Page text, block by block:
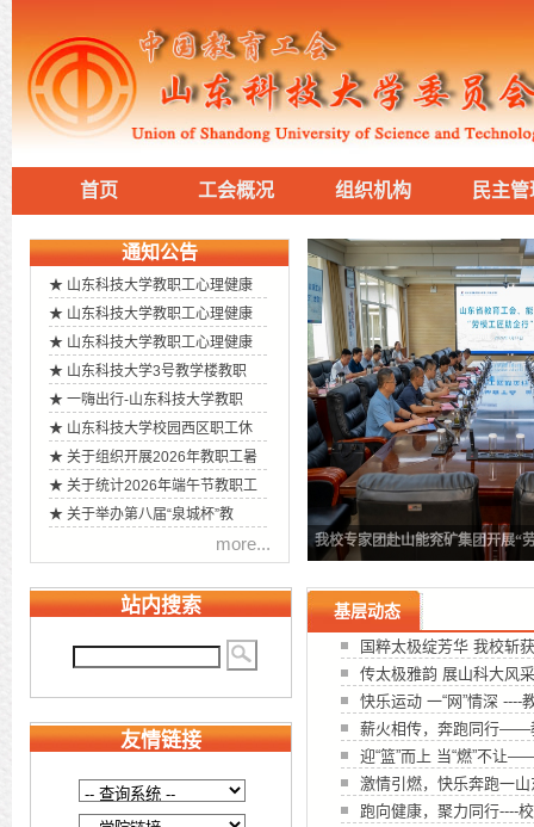
首页 工会概况 组织机构 民主管
通知公告
★ 山东科技大学教职工心理健康
★ 山东科技大学教职工心理健康
★ 山东科技大学教职工心理健康
★ 山东科技大学3号教学楼教职
★ 一嗨出行-山东科技大学教职
★ 山东科技大学校园西区职工休
★ 关于组织开展2026年教职工暑
★ 关于统计2026年端午节教职工
★ 关于举办第八届“泉城杯”教
more... 我校专家团赴山能兖矿集团开展“
站内搜索
友情链接
基层动态
国粹太极绽芳华 我校
传太极雅韵 展山科大风
快乐运动 一“网”情深 ----
薪火相传，奔跑同行——
迎“篮”而上 当“燃”不让
激情引燃，快乐奔跑一
跑向健康，聚力同行----